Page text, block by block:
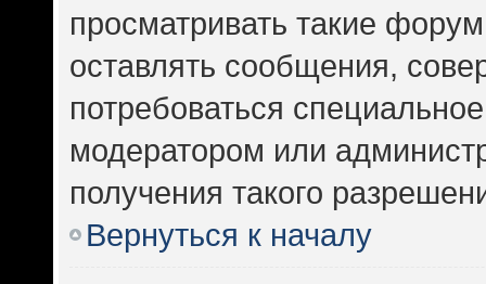
просматривать такие
оставлять сообщения,
потребоваться
модератором или
получения такого
Вернуться к началу